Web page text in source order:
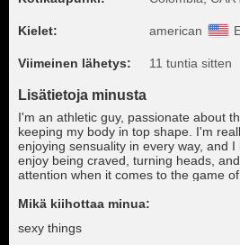
Kielet: american
Viimeinen lähetys: 11 tuntia sitten
Lisätietoja minusta
I'm an athletic guy, passionate about
keeping my body in top shape. I'm
enjoying sensuality in every way, and
enjoy being craved, turning heads,
attention when it comes to the game of
Mikä kiihottaa minua:
sexy things